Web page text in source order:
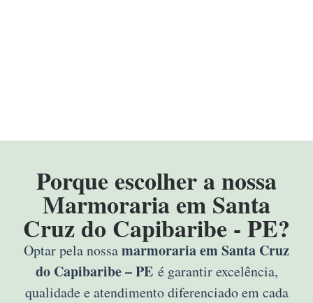
Porque escolher a nossa
Marmoraria em Santa
Cruz do Capibaribe - PE?
Optar pela nossamarmoraria em Santa Cruz
do Capibaribe – PEé garantir excelência,
qualidade e atendimento diferenciado em cada